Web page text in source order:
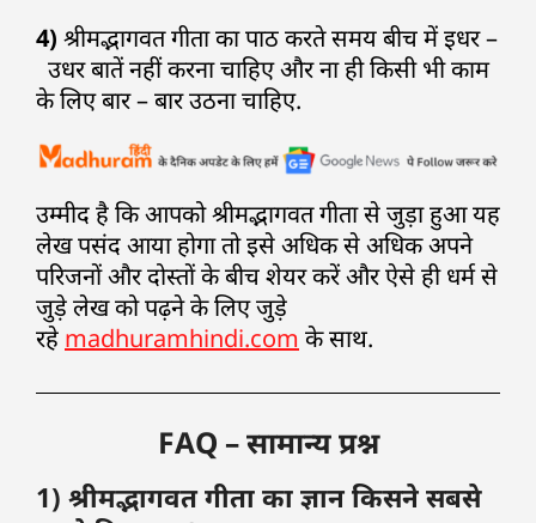
4) श्रीमद्भागवत गीता का पाठ करते समय बीच में इधर –
उधर बातें नहीं करना चाहिए और ना ही किसी भी काम
के लिए बार – बार उठना चाहिए.
उम्मीद है कि आपको श्रीमद्भागवत गीता से जुड़ा हुआ यह
लेख पसंद आया होगा तो इसे अधिक से अधिक अपने
परिजनों और दोस्तों के बीच शेयर करें और ऐसे ही धर्म से
जुड़े लेख को पढ़ने के लिए जुड़े
रहे madhuramhindi.com के साथ.
FAQ – सामान्य प्रश्न
1) श्रीमद्भागवत गीता का ज्ञान किसने सबसे